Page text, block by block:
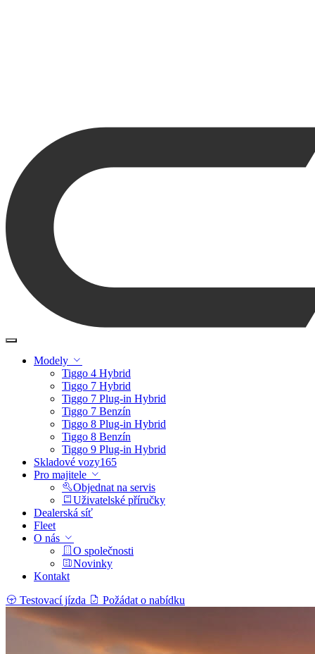
Modely
Tiggo 4 Hybrid
Tiggo 7 Hybrid
Tiggo 7 Plug-in Hybrid
Tiggo 7 Benzín
Tiggo 8 Plug-in Hybrid
Tiggo 8 Benzín
Tiggo 9 Plug-in Hybrid
Skladové vozy165
Pro majitele
Objednat na servis
Uživatelské příručky
Dealerská síť
Fleet
O nás
O společnosti
Novinky
Kontakt
Testovací jízda
Požádat o nabídku